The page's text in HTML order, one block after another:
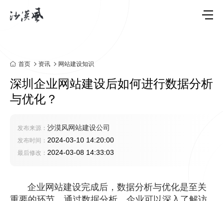
首页 资讯 网站建设知识
深圳企业网站建设后如何进行数据分析
与优化？
发布来源： 沙漠风网站建设公司
发布时间： 2024-03-10 14:20:00
最后修改： 2024-03-08 14:33:03
企业 网站建设完成后，数据分析与优化是至关